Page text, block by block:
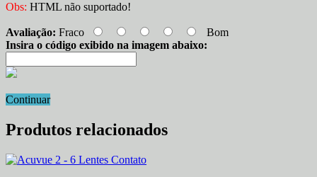
Obs: HTML não suportado!
Avaliação: Fraco
Bom
Insira o código exibido na imagem abaixo:
Continuar
Produtos relacionados